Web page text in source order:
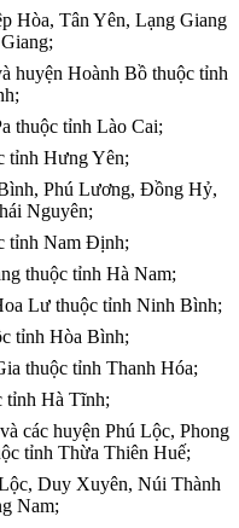
Hòa, Tân Yên, Lạng Giang
huyện Hoành Bồ thuộc tỉnh
thuộc tỉnh Lào Cai;
tỉnh Hưng Yên;
Phú Lương, Đồng Hỷ,
Nguyên;
tỉnh Nam Định;
thuộc tỉnh Hà Nam;
Lư thuộc tỉnh Ninh Bình;
tỉnh Hòa Bình;
thuộc tỉnh Thanh Hóa;
tỉnh Hà Tĩnh;
các huyện Phú Lộc, Phong
tỉnh Thừa Thiên Huế;
Duy Xuyên, Núi Thành
Nam;